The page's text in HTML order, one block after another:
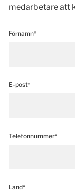
medarbetare att
Förnamn*
E-post*
Telefonnummer*
Land*